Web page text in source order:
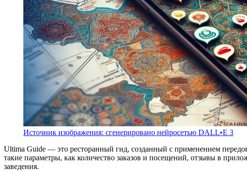
Источник изображения: сгенерировано нейросетью DALL•Е 3
Ultima Guide — это ресторанный гид, созданный с применением
такие параметры, как количество заказов и посещений, отзывы в
заведения.